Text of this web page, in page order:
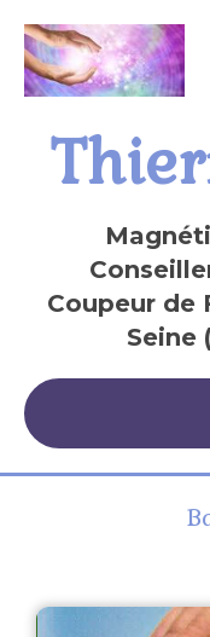
Coupeur de
Seine